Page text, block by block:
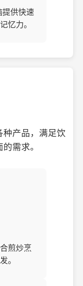
供快速
忆力。
产品，满足饮
需求。
煎炒烹
。